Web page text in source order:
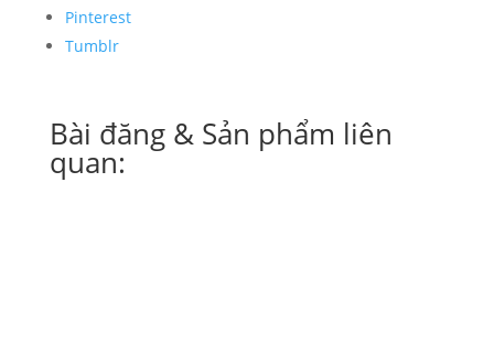
Pinterest
Tumblr
Bài đăng & Sản phẩm liên
quan: